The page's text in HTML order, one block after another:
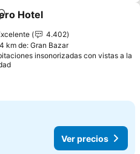
a favoritos
Hotel
4.402
km de: Gran Bazar
insonorizadas con vistas a la
Ver precios